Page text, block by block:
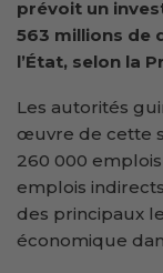
prévoit un
563 millions de
l’État, selon la
Les autorités
œuvre de cette
260 000
emplois
des principaux
économique